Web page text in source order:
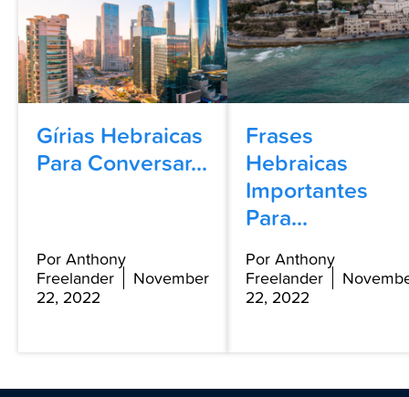
Gírias Hebraicas
Para Conversar...
Por Anthony
Freelander
November
22, 2022
Frases
Hebraicas
Importantes
Para...
Por Anthony
Freelander
22, 2022